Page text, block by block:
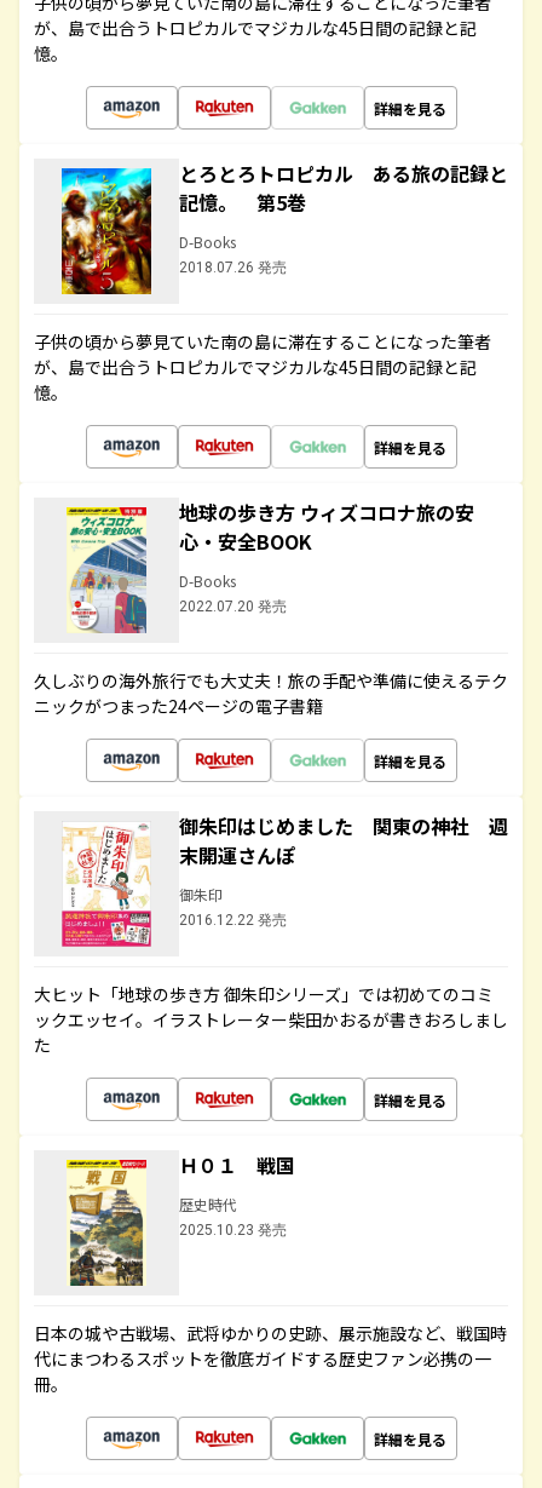
が、島で出合うトロピカルでマジカルな45日間の記録と記
憶。
詳細を見る
とろとろトロピカル ある旅の記録と
記憶。 第5巻
D-Books
2018.07.26 発売
子供の頃から夢見ていた南の島に滞在することになった筆者
が、島で出合うトロピカルでマジカルな45日間の記録と記
憶。
詳細を見る
地球の歩き方 ウィズコロナ旅の安
心・安全BOOK
D-Books
2022.07.20 発売
久しぶりの海外旅行でも大丈夫！旅の手配や準備に使えるテク
ニックがつまった24ページの電子書籍
詳細を見る
御朱印はじめました 関東の神社 週
末開運さんぽ
御朱印
2016.12.22 発売
大ヒット「地球の歩き方 御朱印シリーズ」では初めてのコミ
ックエッセイ。イラストレーター柴田かおるが書きおろしまし
た
詳細を見る
Ｈ０１ 戦国
歴史時代
2025.10.23 発売
日本の城や古戦場、武将ゆかりの史跡、展示施設など、戦国時
代にまつわるスポットを徹底ガイドする歴史ファン必携の一
冊。
詳細を見る